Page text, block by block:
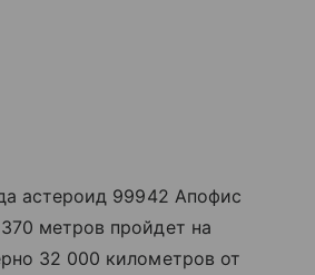
астероид 99942 Апофис
метров пройдет на
32 000 километров от